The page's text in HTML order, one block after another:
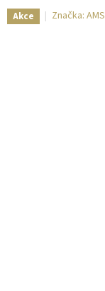
Akce Značka: AMS